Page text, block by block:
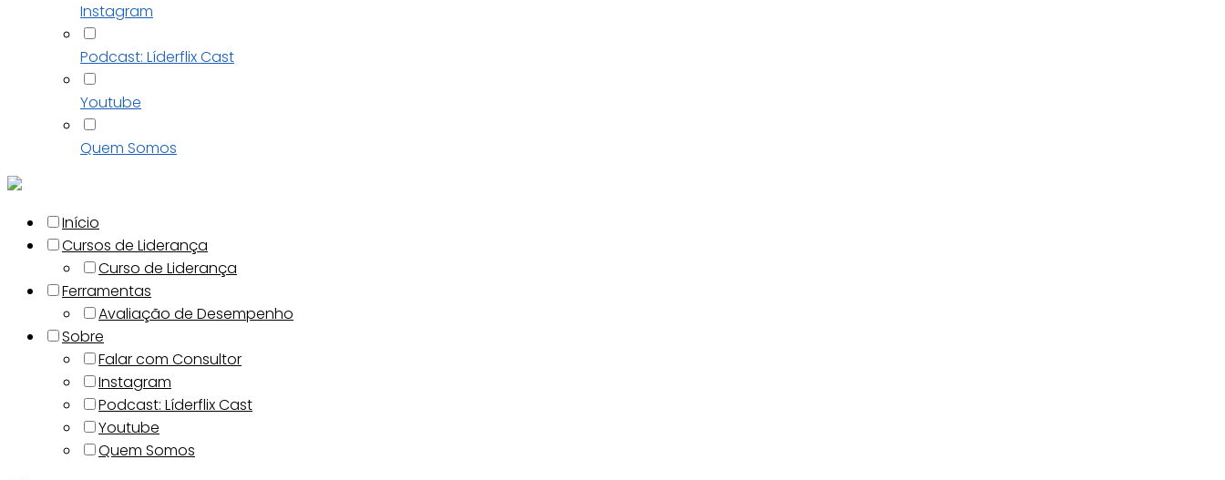
Instagram
Podcast: Líderflix Cast
Youtube
Quem Somos
Início
Cursos de Liderança
Curso de Liderança
Ferramentas
Avaliação de Desempenho
Sobre
Falar com Consultor
Instagram
Podcast: Líderflix Cast
Youtube
Quem Somos